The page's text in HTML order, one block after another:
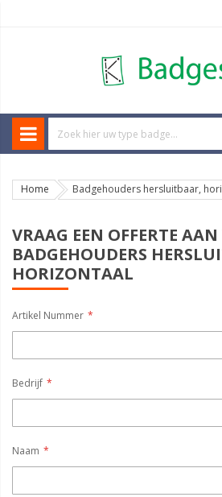
Home Badgehouders hersluitbaar,
VRAAG EEN OFFERTE
BADGEHOUDERS
HORIZONTAAL
Artikel Nummer
Bedrijf
Naam